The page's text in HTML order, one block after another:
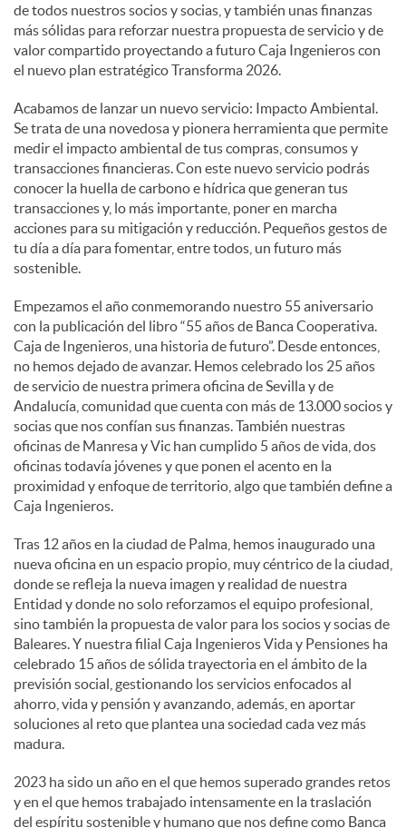
e
n
i
d
o
s
de todos nuestros socios y socias, y también unas finanzas
más sólidas para reforzar nuestra propuesta de servicio y de
valor compartido proyectando a futuro Caja Ingenieros con
el nuevo plan estratégico Transforma 2026.
Acabamos de lanzar un nuevo servicio: Impacto Ambiental.
Se trata de una novedosa y pionera herramienta que permite
medir el impacto ambiental de tus compras, consumos y
transacciones financieras. Con este nuevo servicio podrás
conocer la huella de carbono e hídrica que generan tus
transacciones y, lo más importante, poner en marcha
acciones para su mitigación y reducción. Pequeños gestos de
tu día a día para fomentar, entre todos, un futuro más
sostenible.
Empezamos el año conmemorando nuestro 55 aniversario
con la publicación del libro “55 años de Banca Cooperativa.
Caja de Ingenieros, una historia de futuro”. Desde entonces,
no hemos dejado de avanzar. Hemos celebrado los 25 años
de servicio de nuestra primera oficina de Sevilla y de
Andalucía, comunidad que cuenta con más de 13.000 socios y
socias que nos confían sus finanzas. También nuestras
oficinas de Manresa y Vic han cumplido 5 años de vida, dos
oficinas todavía jóvenes y que ponen el acento en la
proximidad y enfoque de territorio, algo que también define a
Caja Ingenieros.
Tras 12 años en la ciudad de Palma, hemos inaugurado una
nueva oficina en un espacio propio, muy céntrico de la ciudad,
donde se refleja la nueva imagen y realidad de nuestra
Entidad y donde no solo reforzamos el equipo profesional,
sino también la propuesta de valor para los socios y socias de
Baleares. Y nuestra filial Caja Ingenieros Vida y Pensiones ha
celebrado 15 años de sólida trayectoria en el ámbito de la
previsión social, gestionando los servicios enfocados al
ahorro, vida y pensión y avanzando, además, en aportar
soluciones al reto que plantea una sociedad cada vez más
madura.
2023 ha sido un año en el que hemos superado grandes retos
y en el que hemos trabajado intensamente en la traslación
del espíritu sostenible y humano que nos define como Banca